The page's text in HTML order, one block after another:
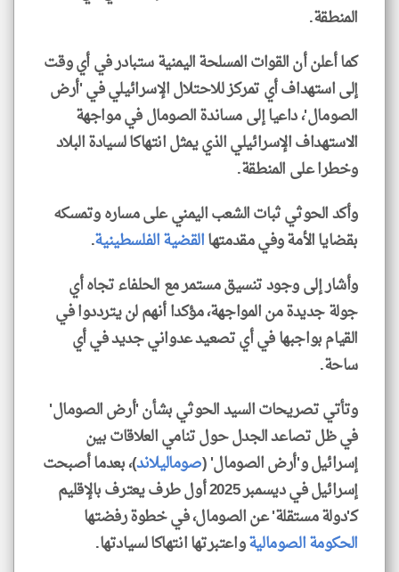
المنطقة.
كما أعلن أن القوات المسلحة اليمنية ستبادر في أي وقت
إلى استهداف أي تمركز للاحتلال الإسرائيلي في 'أرض
الصومال'، داعيا إلى مساندة الصومال في مواجهة
الاستهداف الإسرائيلي الذي يمثل انتهاكا لسيادة البلاد
وخطرا على المنطقة.
وأكد الحوثي ثبات الشعب اليمني على مساره وتمسكه
بقضايا الأمة وفي مقدمتهاالقضية الفلسطينية.
وأشار إلى وجود تنسيق مستمر مع الحلفاء تجاه أي
جولة جديدة من المواجهة، مؤكدا أنهم لن يترددوا في
القيام بواجبها في أي تصعيد عدواني جديد في أي
ساحة.
وتأتي تصريحات السيد الحوثي بشأن 'أرض الصومال'
في ظل تصاعد الجدل حول تنامي العلاقات بين
إسرائيل و'أرض الصومال' (صوماليلاند)، بعدما أصبحت
إسرائيل في ديسمبر 2025 أول طرف يعترف بالإقليم
كـ'دولة مستقلة' عن الصومال، في خطوة رفضتها
الحكومة الصوماليةواعتبرتها انتهاكا لسيادتها.